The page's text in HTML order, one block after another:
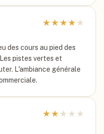
★ ★ ★ ★ ★
des cours au pied des
pistes vertes et
L'ambiance générale
★ ★ ★ ★ ★